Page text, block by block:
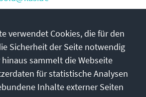
verwendet Cookies, die für den
Sicherheit der Seite notwendig
sammelt die Webseite
für statistische Analysen
Inhalte externer Seiten